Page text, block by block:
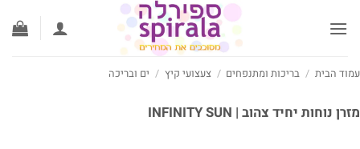
לתוכן
עמוד הבית / בריכות ומתנפחים / צעצועי קיץ / ים ובריכה
מזרן נוחות יחיד צהוב | INFINITY SUN